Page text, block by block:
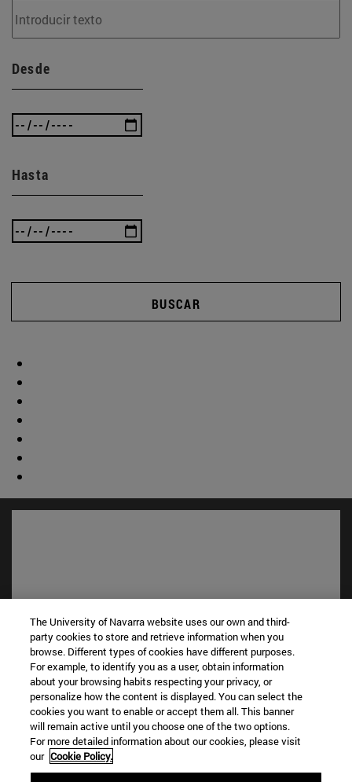
Desde
Hasta
BUSCAR
Accesos directos
Biblioteca(abre en nueva ventana)
Mi correo(abre en nueva ventana)
Aula virtual ADI(abre en nueva ventana)
Búsqueda de personas
Trabaja con nosotros(abre en nueva ventana)
The University of Navarra website uses our own and third-
party cookies to store and retrieve information when you
browse. Different types of cookies have different purposes.
For example, to identify you as a user, obtain information
about your browsing habits respecting your privacy, or
personalize how the content is displayed. You can select the
cookies you want to enable or accept them all. This banner
will remain active until you choose one of the two options.
For more detailed information about our cookies, please visit
our Cookie Policy.